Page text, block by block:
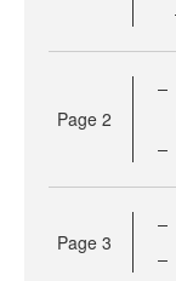
Page 2
Page 3